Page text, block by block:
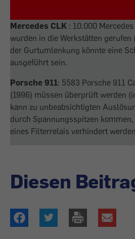
Mercedes CLK : 10.000
wurden in die Werkstätten gerufen
der Gurtumlenkung könnte eine
ausgeführt sein.
Porsche 911: 5583 Porsche 911
(1996) müssen überprüft werden
kann zu unbeabsichtigten
durch Spannungsspitzen
eines Filterrelais verhindert
Diesen